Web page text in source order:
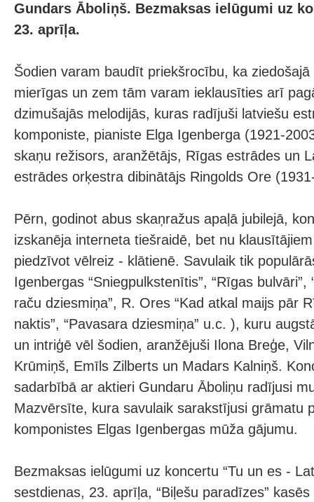
Gundars Āboliņš. Bezmaksas ielūgumi uz
23. aprīļa.
Šodien varam baudīt priekšrocību, ka
mierīgas un zem tām varam ieklausīties arī
dzimušajās melodijās, kuras radījuši latviešu
komponiste, pianiste Elga Igenberga (1921-
skaņu režisors, aranžētājs, Rīgas estrādes un
estrādes orķestra dibinātājs Ringolds Ore
Pērn, godinot abus skaņražus apaļā jubilejā,
izskanēja interneta tiešraidē, bet nu
piedzīvot vēlreiz - klātienē. Savulaik tik
Igenbergas “Sniegpulkstenītis”, “Rīgas bulvāri”,
raču dziesmiņa”, R. Ores “Kad atkal maijs pār
naktis”, “Pavasara dziesmiņa” u.c. ), kuru
un intriģē vēl šodien, aranžējuši Ilona Breģe,
Krūmiņš, Emīls Zilberts un Madars Kalniņš.
sadarbībā ar aktieri Gundaru Āboliņu radījusi
Mazvērsīte, kura savulaik sarakstījusi grāmatu
komponistes Elgas Igenbergas mūža gājumu.
Bezmaksas ielūgumi uz koncertu “Tu un es -
sestdienas, 23. aprīļa, “Biļešu paradīzes” kasēs